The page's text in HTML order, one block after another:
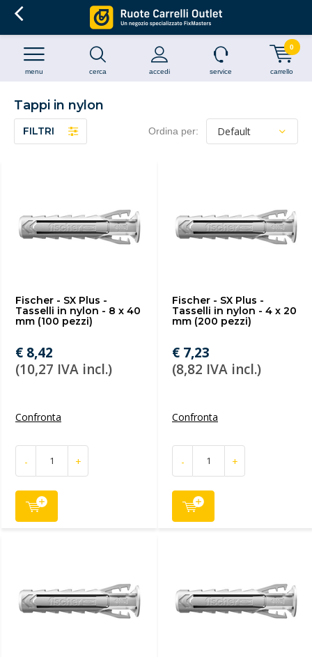
cerca accedi
menu service carrello
0
Tappi in nylon
FILTRI Ordina per:
Fischer - SX Plus -
Tasselli in nylon - 8 x 40
mm (100 pezzi)
€ 8,42
(10,27 IVA incl.)
Confronta
- +
Fischer - SX Plus -
Tasselli in nylon - 4 x 20
mm (200 pezzi)
€ 7,23
(8,82 IVA incl.)
Confronta
- +